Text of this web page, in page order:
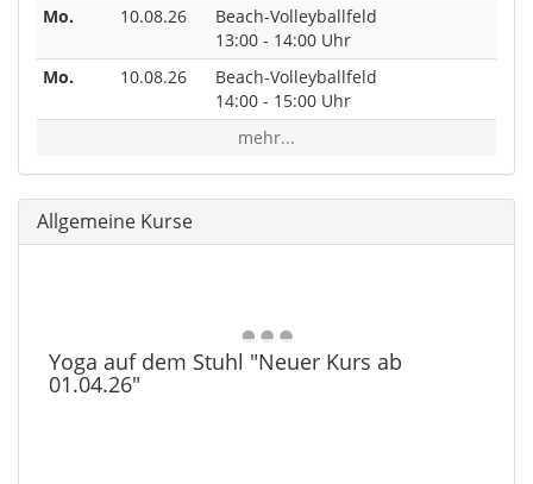
Mo.
10.08.26
Beach-Volleyballfeld
13:00 - 14:00 Uhr
Mo.
10.08.26
Beach-Volleyballfeld
14:00 - 15:00 Uhr
mehr...
Allgemeine Kurse
Yoga auf dem Stuhl "Neuer Kurs ab
01.04.26"